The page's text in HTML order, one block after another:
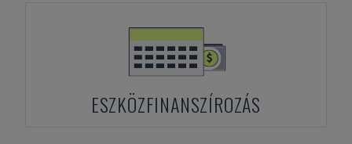
ESZKÖZFINANSZÍROZÁS